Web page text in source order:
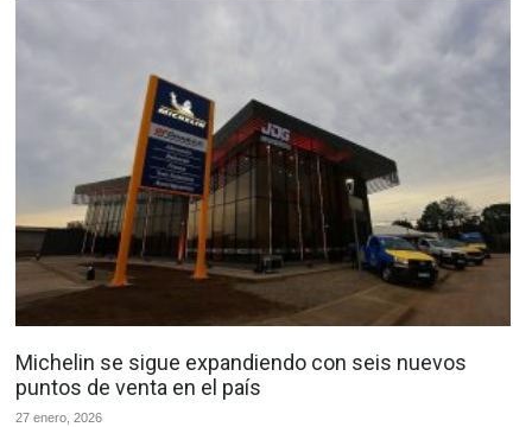
Michelin se sigue expandiendo con seis nuevos
puntos de venta en el país
27 enero, 2026